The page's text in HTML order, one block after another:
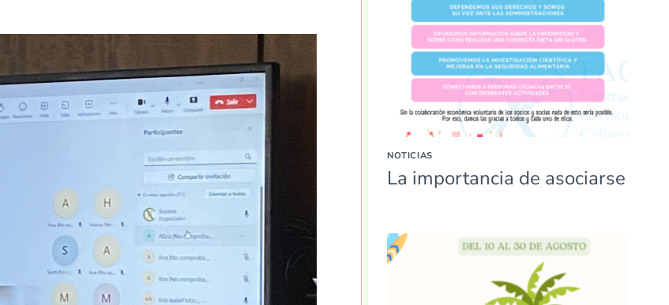
NOTICIAS
La importancia de asociarse